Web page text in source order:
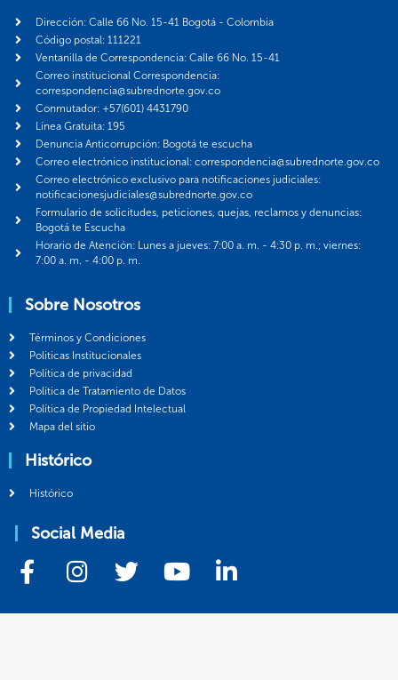
Dirección: Calle 66 No. 15-41 Bogotá - Colombia
Código postal: 111221
Ventanilla de Correspondencia: Calle 66 No. 15-41
Correo institucional Correspondencia:
correspondencia@subrednorte.gov.co
Conmutador: +57(601) 4431790
Línea Gratuita: 195
Denuncia Anticorrupción: Bogotá te escucha
Correo electrónico institucional: correspondencia@subrednorte.gov.co
Correo electrónico exclusivo para notificaciones judiciales:
notificacionesjudiciales@subrednorte.gov.co
Formulario de solicitudes, peticiones, quejas, reclamos y denuncias:
Bogotá te Escucha
Horario de Atención: Lunes a jueves: 7:00 a. m. - 4:30 p. m.; viernes:
7:00 a. m. - 4:00 p. m.
Sobre Nosotros
Términos y Condiciones
Politicas Institucionales
Política de privacidad
Política de Tratamiento de Datos
Política de Propiedad Intelectual
Mapa del sitio
Histórico
Histórico
Social Media